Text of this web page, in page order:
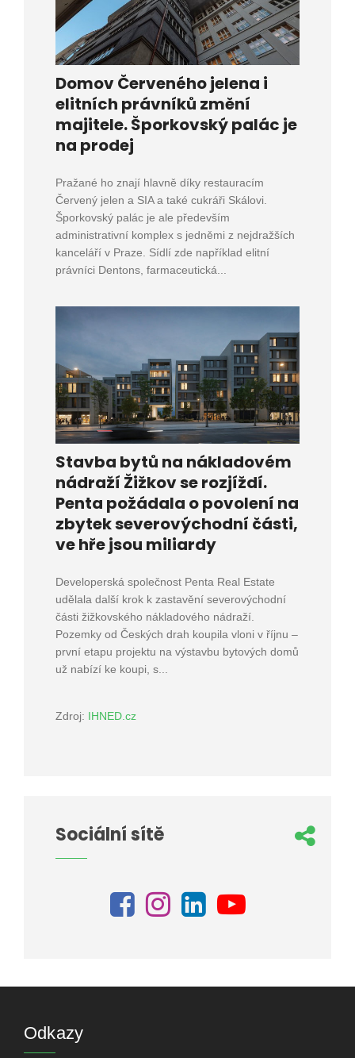
Domov Červeného jelena i
elitních právníků změní
majitele. Šporkovský palác je
na prodej
Pražané ho znají hlavně díky restauracím
Červený jelen a SIA a také cukráři Skálovi.
Šporkovský palác je ale především
administrativní komplex s jedněmi z nejdražších
kanceláří v Praze. Sídlí zde například elitní
právníci Dentons, farmaceutická...
Stavba bytů na nákladovém
nádraží Žižkov se rozjíždí.
Penta požádala o povolení na
zbytek severovýchodní části,
ve hře jsou miliardy
Developerská společnost Penta Real Estate
udělala další krok k zastavění severovýchodní
části žižkovského nákladového nádraží.
Pozemky od Českých drah koupila vloni v říjnu –
první etapu projektu na výstavbu bytových domů
už nabízí ke koupi, s...
Zdroj: IHNED.cz
Sociální sítě
Odkazy